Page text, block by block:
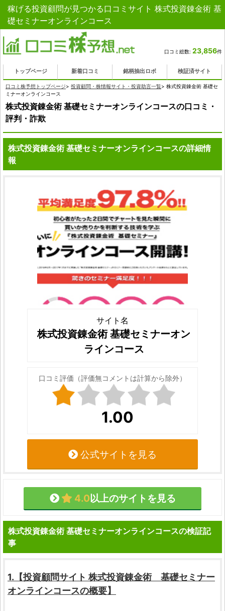
稼げる投資顧問が見つかる口コミサイト 株式投資錬金術 基
礎セミナーオンラインコース
口コミ総数: 23,856件
トップページ 新着口コミ 銘柄抽出ロボ 検証済サイト
口コミ株予想トップページ> 投資顧問・株情報サイト・投資助言一覧> 株式投資錬金術 基礎セ
ミナーオンラインコース
株式投資錬金術 基礎セミナーオンラインコースの口コミ・
評判・詐欺
株式投資錬金術 基礎セミナーオンラインコースの詳細情
報
サイト名
株式投資錬金術 基礎セミナーオン
ラインコース
口コミ評価（評価無コメントは計算から除外）
1.00
公式サイトを見る
4.0以上のサイトを見る
株式投資錬金術 基礎セミナーオンラインコースの検証記
事
1.【投資顧問サイト 株式投資錬金術 基礎セミナー
オンラインコースの概要】